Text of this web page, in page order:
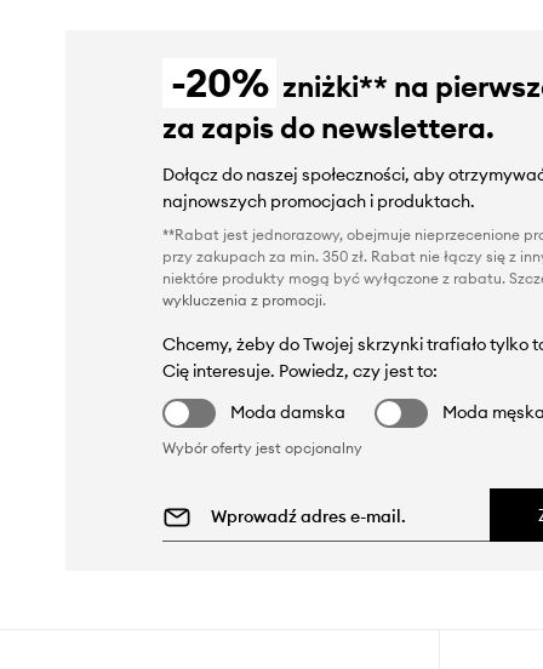
-20% zniżki** na
za zapis do newslettera.
Dołącz do naszej społeczności, aby
najnowszych promocjach i produktach.
**Rabat jest jednorazowy, obejmuje nieprzecenione
przy zakupach za min. 350 zł. Rabat nie łączy się z
niektóre produkty mogą być wyłączone z rabatu.
wykluczenia z promocji.
Chcemy, żeby do Twojej skrzynki trafiało tylko
Cię interesuje. Powiedz, czy jest to:
Moda damska
Moda męska
Wybór oferty jest opcjonalny